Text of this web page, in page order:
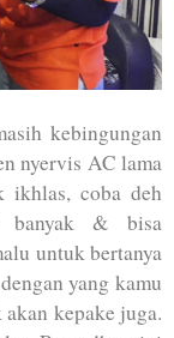
kebingungan
nyervis AC lama
ikhlas, coba deh
banyak & bisa
untuk bertanya
yang kamu
kepake juga.